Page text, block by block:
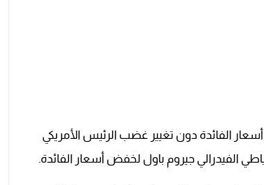
أسعار الفائدة دون تغيير غضب الرئيس الأمريكي
الفيدرالي جيروم باول لخفض أسعار الفائدة.